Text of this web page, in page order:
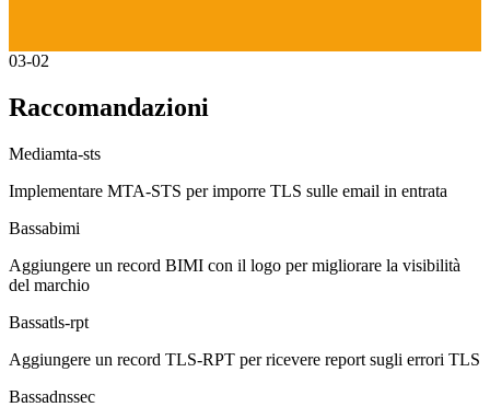
03-02
Raccomandazioni
Mediamta-sts
Implementare MTA-STS per imporre TLS sulle email in entrata
Bassabimi
Aggiungere un record BIMI con il logo per migliorare la visibilità
del marchio
Bassatls-rpt
Aggiungere un record TLS-RPT per ricevere report sugli errori TLS
Bassadnssec